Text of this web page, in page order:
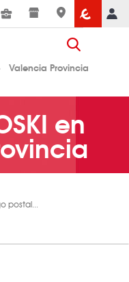
Valencia Provincia
en
postal...